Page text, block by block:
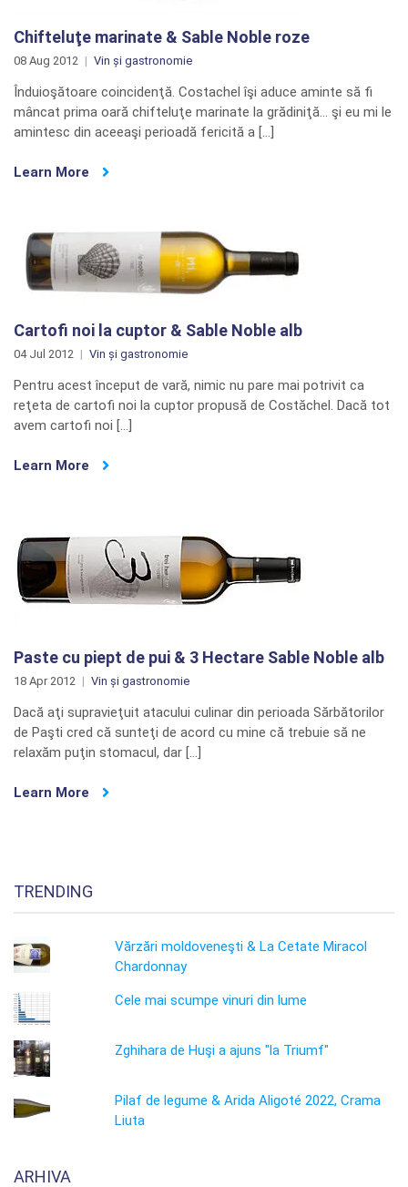
Chifteluţe marinate & Sable Noble roze
08 Aug 2012 Vin și gastronomie
Înduioşătoare coincidenţă. Costachel îşi aduce aminte să fi
mâncat prima oară chifteluţe marinate la grădiniţă… şi eu mi le
amintesc din aceeaşi perioadă fericită a […]
Learn More
Cartofi noi la cuptor & Sable Noble alb
04 Jul 2012 Vin și gastronomie
Pentru acest început de vară, nimic nu pare mai potrivit ca
reţeta de cartofi noi la cuptor propusă de Costăchel. Dacă tot
avem cartofi noi […]
Learn More
Paste cu piept de pui & 3 Hectare Sable Noble alb
18 Apr 2012 Vin și gastronomie
Dacă aţi supravieţuit atacului culinar din perioada Sărbătorilor
de Paşti cred că sunteţi de acord cu mine că trebuie să ne
relaxăm puţin stomacul, dar […]
Learn More
TRENDING
Vărzări moldoveneşti & La Cetate Miracol
Chardonnay
Cele mai scumpe vinuri din lume
Zghihara de Huşi a ajuns "la Triumf"
Pilaf de legume & Arida Aligoté 2022, Crama
Liuta
ARHIVA